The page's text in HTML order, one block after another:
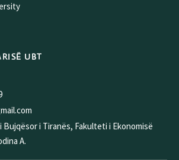
UBT
i Tiranës, Fakulteti i Ekonomisë
A.